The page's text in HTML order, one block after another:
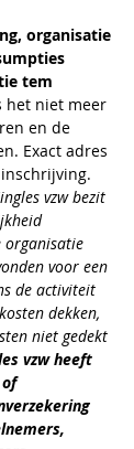
organisatie
tem
het niet meer
en de
Exact adres
vzw bezit
organisatie
voor een
de activiteit
dekken,
niet gedekt
vzw heeft
of